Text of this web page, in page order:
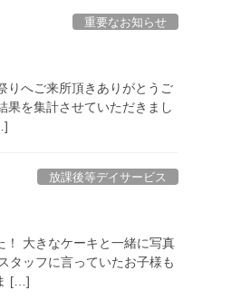
重要なお知らせ
りへご来所頂きありがとうご
果を集計させていただきまし
放課後等デイサービス
！ 大きなケーキと一緒に写真
タッフに言っていたお子様も
[…]